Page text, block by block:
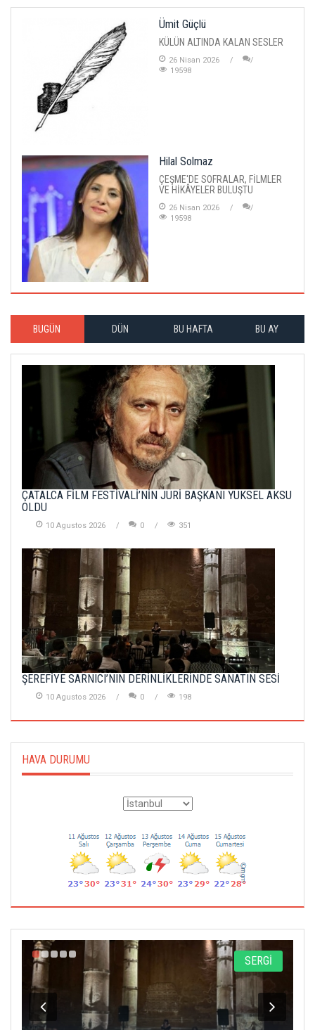
Ümit Güçlü
KÜLÜN ALTINDA KALAN SESLER
26 Nisan 2026
19598
Hilal Solmaz
ÇEŞME'DE SOFRALAR, FİLMLER
VE HİKÂYELER BULUŞTU
26 Nisan 2026
19598
BUGÜN DÜN BU HAFTA BU AY
ÇATALCA FİLM FESTİVALİ’NİN JÜRİ BAŞKANI YÜKSEL AKSU
OLDU
10 Agustos 2026 0 351
ŞEREFİYE SARNICI’NIN DERİNLİKLERİNDE SANATIN SESİ
10 Agustos 2026 0 198
HAVA DURUMU
SERGİ